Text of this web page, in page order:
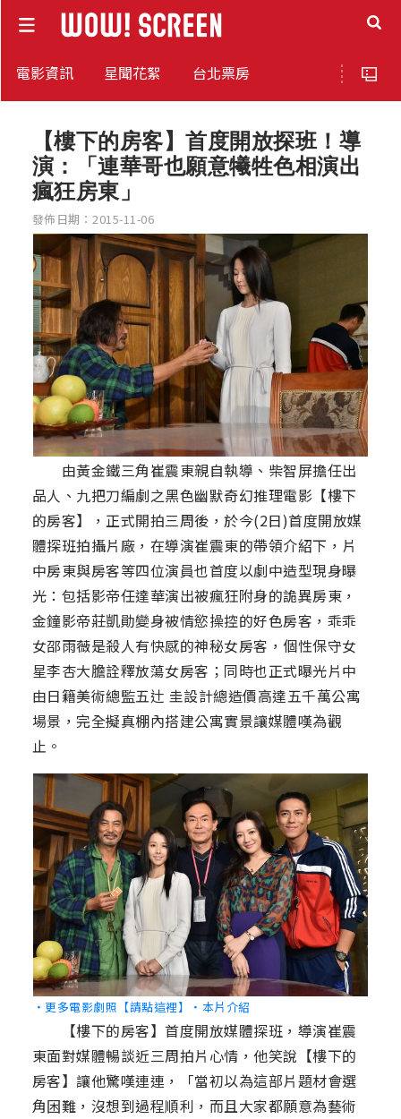
電影資訊 星聞花絮 台北票房
【樓下的房客】首度開放探班！導
演：「連華哥也願意犧牲色相演出
瘋狂房東」
發佈日期：2015-11-06
由黃金鐵三角崔震東親自執導、柴智屏擔任出
品人、九把刀編劇之黑色幽默奇幻推理電影【樓下
的房客】，正式開拍三周後，於今(2日)首度開放媒
體探班拍攝片廠，在導演崔震東的帶領介紹下，片
中房東與房客等四位演員也首度以劇中造型現身曝
光：包括影帝任達華演出被瘋狂附身的詭異房東，
金鐘影帝莊凱勛變身被情慾操控的好色房客，乖乖
女邵雨薇是殺人有快感的神秘女房客，個性保守女
星李杏大膽詮釋放蕩女房客；同時也正式曝光片中
由日籍美術總監五辻 圭設計總造價高達五千萬公寓
場景，完全擬真棚內搭建公寓實景讓媒體嘆為觀
止。
‧更多電影劇照【請點這裡】 ‧本片介紹
【樓下的房客】首度開放媒體探班，導演崔震
東面對媒體暢談近三周拍片心情，他笑說【樓下的
房客】讓他驚嘆連連，「當初以為這部片題材會選
角困難，沒想到過程順利，而且大家都願意為藝術